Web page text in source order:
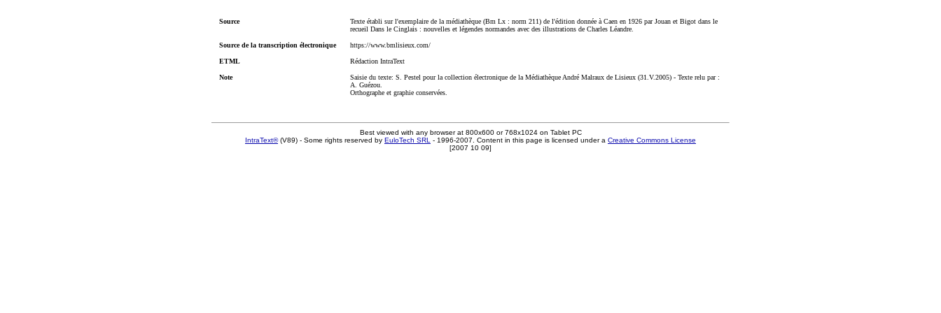
Source
Texte établi sur l'exemplaire de la médiathèque (Bm Lx : norm 211) de l'édition donnée à Caen en 1926 par Jouan et Bigot dans le
recueil Dans le Cinglais : nouvelles et légendes normandes avec des illustrations de Charles Léandre.
Source de la transcription électronique https://www.bmlisieux.com/
ETML Rédaction IntraText
Note
Saisie du texte: S. Pestel pour la collection électronique de la Médiathèque André Malraux de Lisieux (31.V.2005) - Texte relu par :
A. Guézou.
Orthographe et graphie conservées.
Best viewed with any browser at 800x600 or 768x1024 on Tablet PC
IntraText®(V89) - Some rights reserved by EuloTech SRL - 1996-2007. Content in this page is licensed under a Creative Commons License
[2007 10 09]